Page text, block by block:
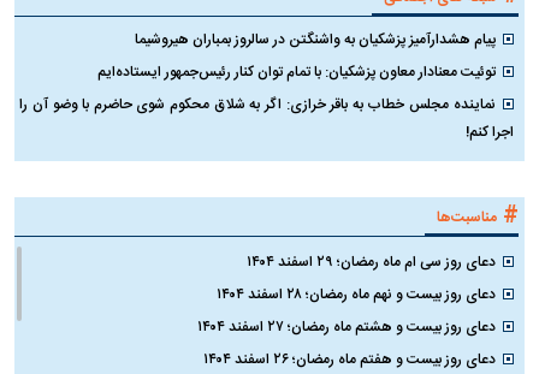
پیام هشدارآمیز پزشکیان به واشنگتن در سالروز بمباران هیروشیما
توئیت معنادار معاون پزشکیان: با تمام توان کنار رئیس‌جمهور ایستاده‌ایم
نماینده مجلس خطاب به باقر خرازی: اگر به شلاق محکوم شوی حاضرم با وضو آن را
اجرا کنم!
# مناسبت‌ها
دعای روز سی ام ماه رمضان؛ ۲۹ اسفند ۱۴۰۴
دعای روز بیست و نهم ماه رمضان؛ ۲۸ اسفند ۱۴۰۴
دعای روز بیست و هشتم ماه رمضان؛ ۲۷ اسفند ۱۴۰۴
دعای روز بیست و هفتم ماه رمضان؛ ۲۶ اسفند ۱۴۰۴